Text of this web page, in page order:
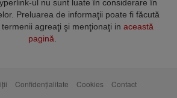
ul nu sunt luate în considerare în
Preluarea de informaţii poate fi făcută
agreaţi şi menţionaţi in această
pagină
Confidențialitate Cookies Contact